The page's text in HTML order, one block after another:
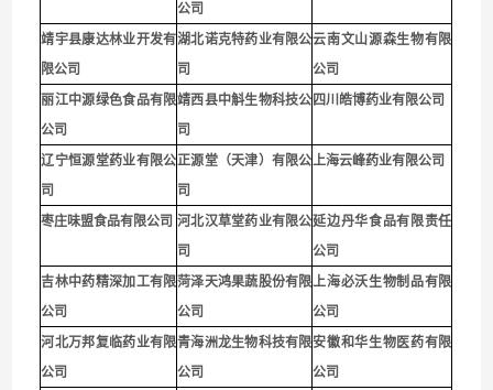
公司
靖宇县康达林业开发有
限公司
湖北诺克特药业有限公
司
云南文山源森生物有限
公司
丽江中源绿色食品有限
公司
靖西县中斛生物科技公
司
四川皓博药业有限公司
辽宁恒源堂药业有限公
司
正源堂（天津）有限公
司
上海云峰药业有限公司
枣庄味盟食品有限公司 河北汉草堂药业有限公
司
延边丹华食品有限责任
公司
吉林中药精深加工有限
公司
菏泽天鸿果蔬股份有限
公司
上海必沃生物制品有限
公司
河北万邦复临药业有限
公司
青海洲龙生物科技有限
公司
安徽和华生物医药有限
公司